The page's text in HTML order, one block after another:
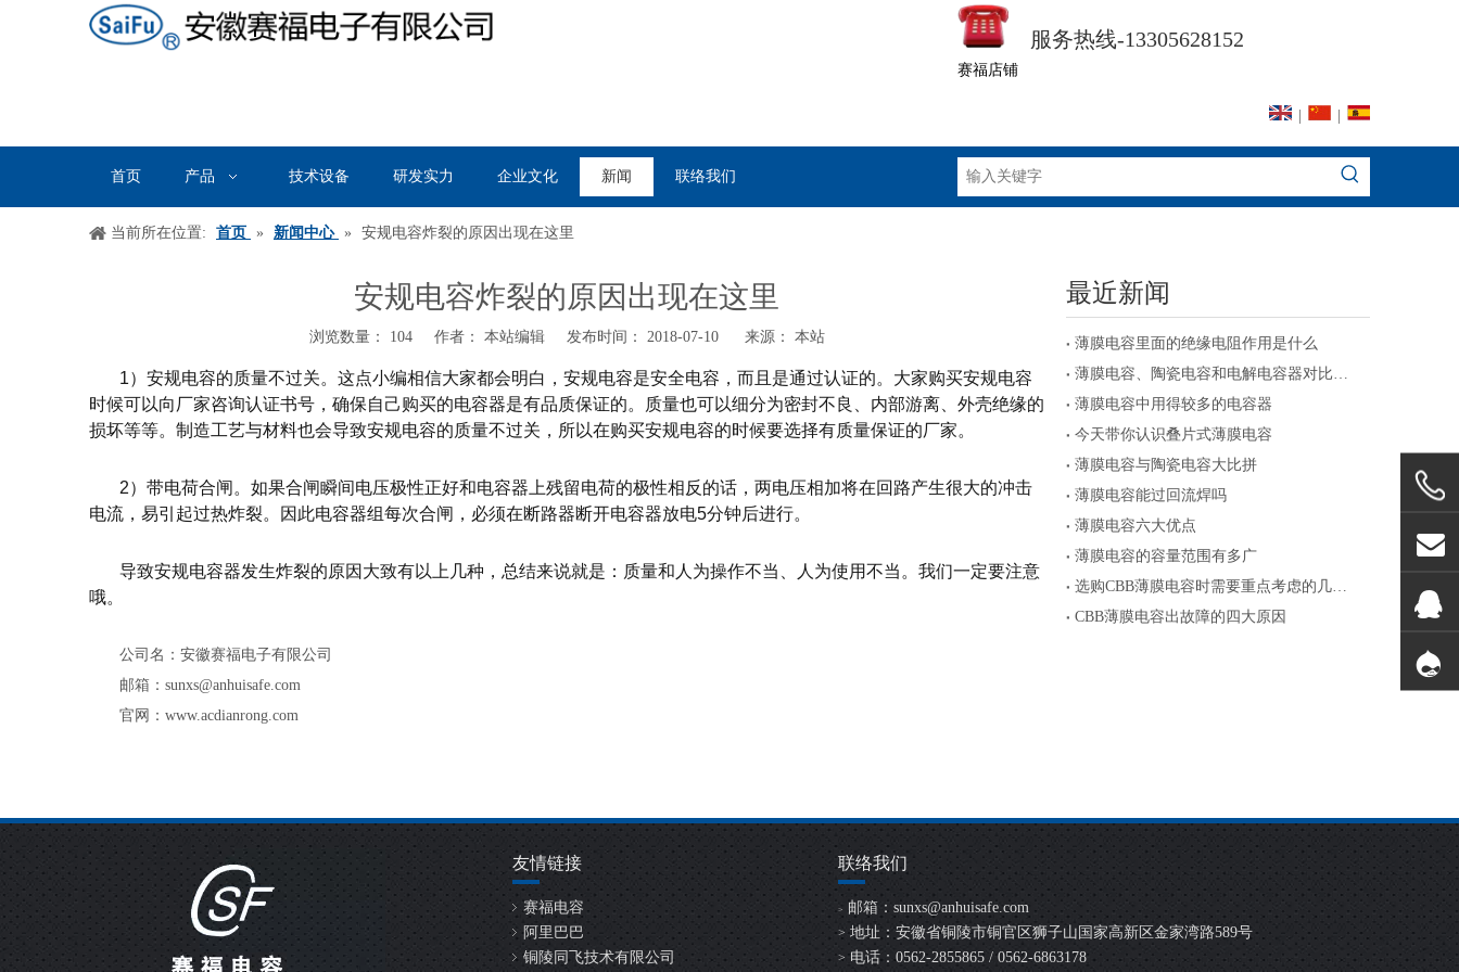
服务热线-13305628152
赛福店铺
首页 产品 技术设备 研发实力 企业文化 新闻 联络我们
当前所在位置: 首页 » 新闻中心 » 安规电容炸裂的原因出现在这里
安规电容炸裂的原因出现在这里
浏览数量： 104作者： 本站编辑 发布时间： 2018-07-10 来源： 本站
["wechat","weibo","qzone","douban","email"]
1）安规电容的质量不过关。这点小编相信大家都会明白，安规电容是安全电容，而且是通过认证的。大家购买安规电容
时候可以向厂家咨询认证书号，确保自己购买的电容器是有品质保证的。质量也可以细分为密封不良、内部游离、外壳绝缘的
损坏等等。制造工艺与材料也会导致安规电容的质量不过关，所以在购买安规电容的时候要选择有质量保证的厂家。
2）带电荷合闸。如果合闸瞬间电压极性正好和电容器上残留电荷的极性相反的话，两电压相加将在回路产生很大的冲击
电流，易引起过热炸裂。因此电容器组每次合闸，必须在断路器断开电容器放电5分钟后进行。
导致安规电容器发生炸裂的原因大致有以上几种，总结来说就是：质量和人为操作不当、人为使用不当。我们一定要注意
哦。
公司名：安徽赛福电子有限公司
邮箱：sunxs@anhuisafe.com
官网：www.acdianrong.com
最近新闻
薄膜电容里面的绝缘电阻作用是什么
薄膜电容、陶瓷电容和电解电容器对比及注意事项
薄膜电容中用得较多的电容器
今天带你认识叠片式薄膜电容
薄膜电容与陶瓷电容大比拼
薄膜电容能过回流焊吗
薄膜电容六大优点
薄膜电容的容量范围有多广
选购CBB薄膜电容时需要重点考虑的几个参数
CBB薄膜电容出故障的四大原因
友情链接
赛福电容
阿里巴巴
铜陵同飞技术有限公司
联络我们
> 邮箱： sunxs@anhuisafe.com
> 地址：安徽省铜陵市铜官区狮子山国家高新区金家湾路589号
> 电话：0562-2855865 / 0562-6863178